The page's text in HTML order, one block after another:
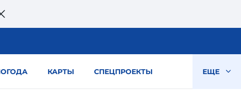
КАРТЫ СПЕЦПРОЕКТЫ ЕЩЕ